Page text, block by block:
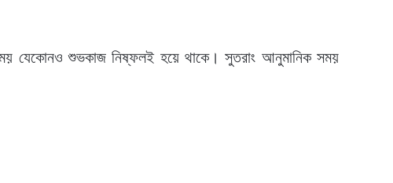
যেকোনও শুভকাজ নিষ্ফলই হয়ে থাকে। সুতরাং আনুমানিক সময়